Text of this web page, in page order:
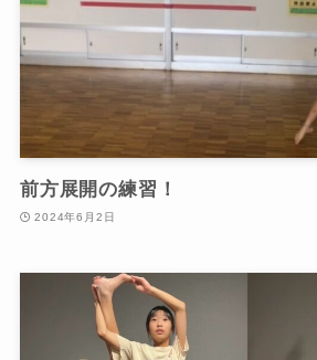
前方展開の練習！
2024年6月2日